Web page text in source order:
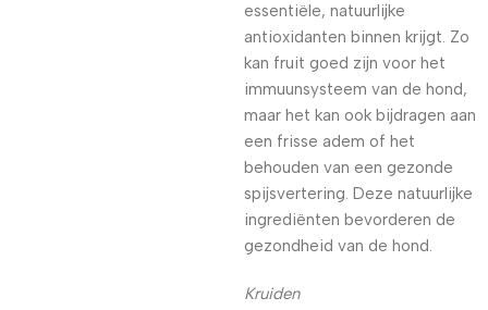
essentiële, natuurlijke
antioxidanten binnen krijgt. Zo
kan fruit goed zijn voor het
immuunsysteem van de hond,
maar het kan ook bijdragen aan
een frisse adem of het
behouden van een gezonde
spijsvertering. Deze natuurlijke
ingrediënten bevorderen de
gezondheid van de hond.
Kruiden